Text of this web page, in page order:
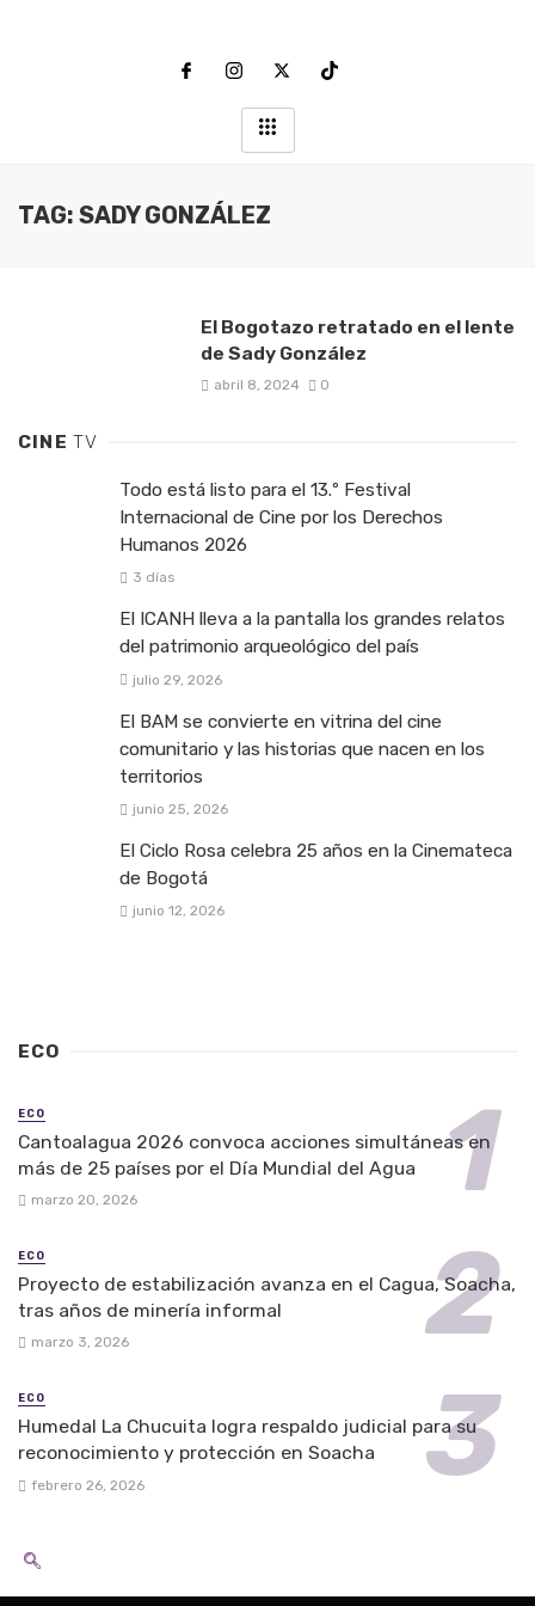
TAG: SADY GONZÁLEZ
El Bogotazo retratado en el lente
de Sady González
abril 8, 2024 0
CINETV
Todo está listo para el 13.º Festival
Internacional de Cine por los Derechos
Humanos 2026
3 días
El ICANH lleva a la pantalla los grandes relatos
del patrimonio arqueológico del país
julio 29, 2026
El BAM se convierte en vitrina del cine
comunitario y las historias que nacen en los
territorios
junio 25, 2026
El Ciclo Rosa celebra 25 años en la Cinemateca
de Bogotá
junio 12, 2026
ECO
ECO
Cantoalagua 2026 convoca acciones simultáneas en
más de 25 países por el Día Mundial del Agua
marzo 20, 2026
ECO
Proyecto de estabilización avanza en el Cagua, Soacha,
tras años de minería informal
marzo 3, 2026
ECO
Humedal La Chucuita logra respaldo judicial para su
reconocimiento y protección en Soacha
febrero 26, 2026